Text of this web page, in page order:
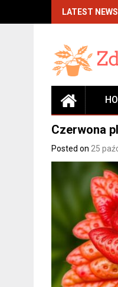
LATEST NEWS
Czerwona
Posted on 25